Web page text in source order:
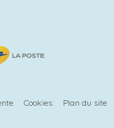
Cookies Plan du site